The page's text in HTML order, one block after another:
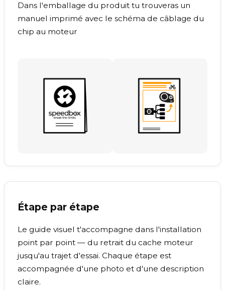
Dans l'emballage du produit tu trouveras un
manuel imprimé avec le schéma de câblage du
chip au moteur
Étape par étape
Le guide visuel t'accompagne dans l'installation
point par point — du retrait du cache moteur
jusqu'au trajet d'essai. Chaque étape est
accompagnée d'une photo et d'une description
claire.